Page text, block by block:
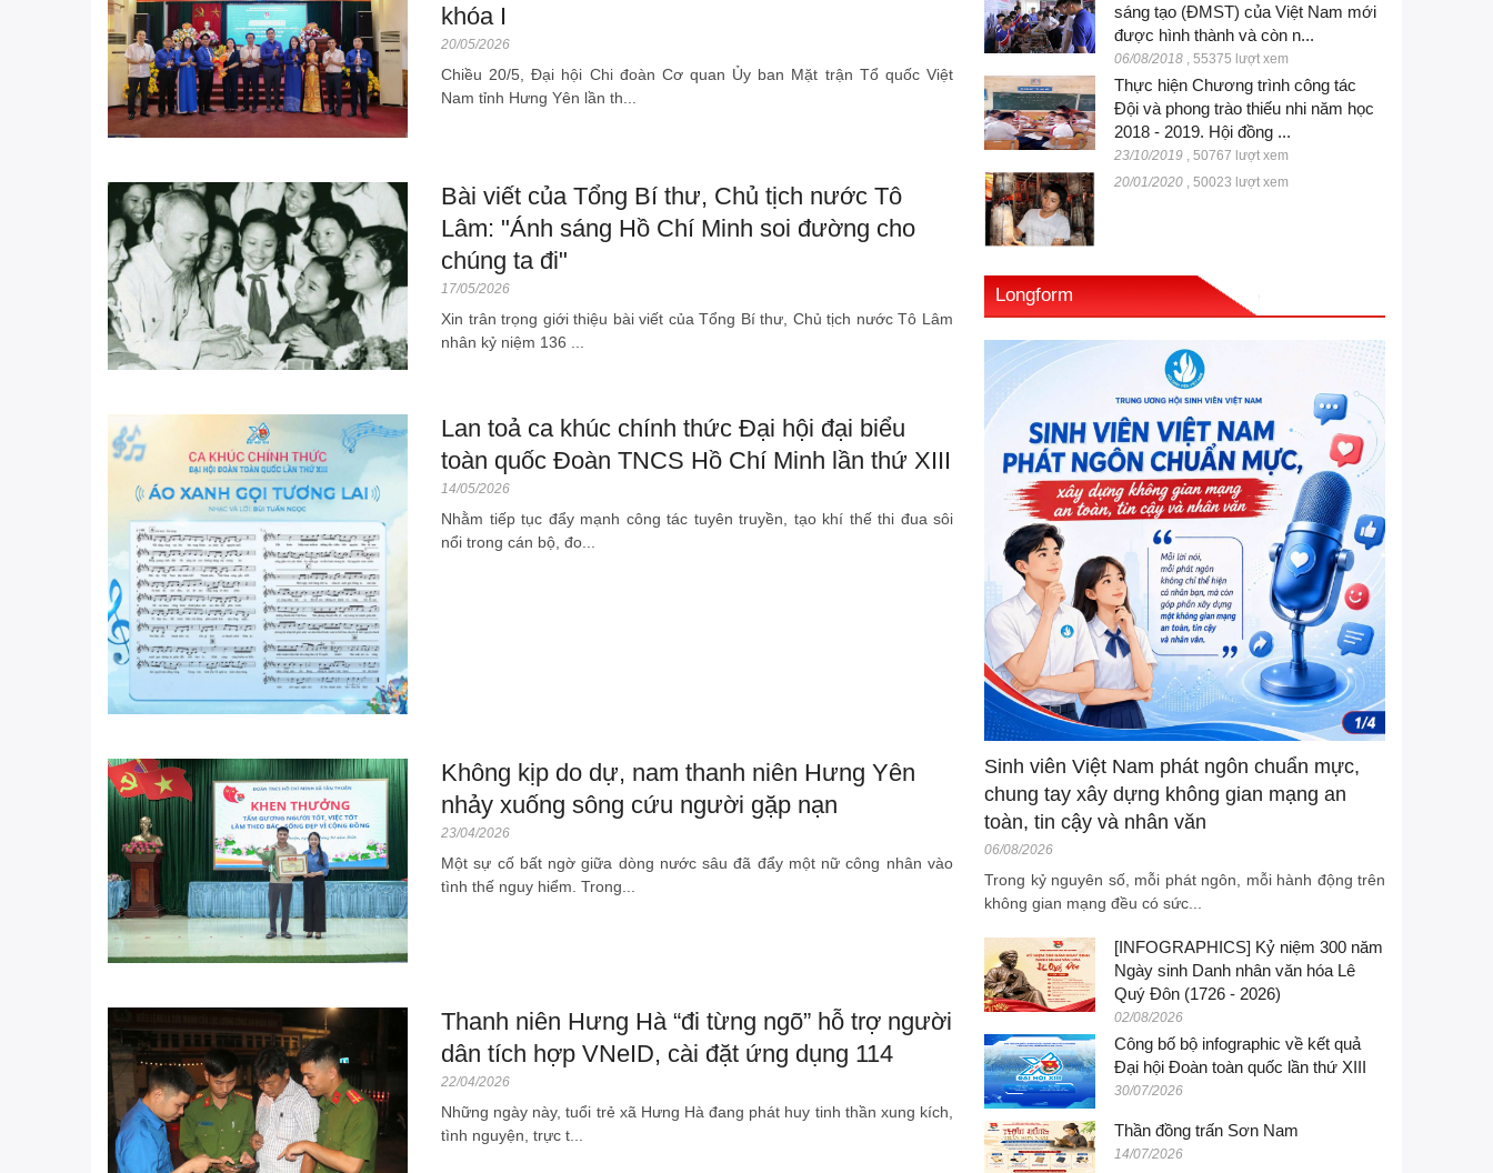
khóa I
20/05/2026
Chiều 20/5, Đại hội Chi đoàn Cơ quan Ủy ban Mặt trận Tổ quốc Việt
Nam tỉnh Hưng Yên lần th...
Bài viết của Tổng Bí thư, Chủ tịch nước Tô
Lâm: "Ánh sáng Hồ Chí Minh soi đường cho
chúng ta đi"
17/05/2026
Xin trân trọng giới thiệu bài viết của Tổng Bí thư, Chủ tịch nước Tô Lâm
nhân kỷ niệm 136 ...
Lan toả ca khúc chính thức Đại hội đại biểu
toàn quốc Đoàn TNCS Hồ Chí Minh lần thứ XIII
14/05/2026
Nhằm tiếp tục đẩy mạnh công tác tuyên truyền, tạo khí thế thi đua sôi
nổi trong cán bộ, đo...
Không kịp do dự, nam thanh niên Hưng Yên
nhảy xuống sông cứu người gặp nạn
23/04/2026
Một sự cố bất ngờ giữa dòng nước sâu đã đẩy một nữ công nhân vào
tình thế nguy hiểm. Trong...
Thanh niên Hưng Hà “đi từng ngõ” hỗ trợ người
dân tích hợp VNeID, cài đặt ứng dụng 114
22/04/2026
Những ngày này, tuổi trẻ xã Hưng Hà đang phát huy tinh thần xung kích,
tình nguyện, trực t...
sáng tạo (ĐMST) của Việt Nam mới
được hình thành và còn n...
06/08/2018 ,55375 lượt xem
Thực hiện Chương trình công tác
Đội và phong trào thiếu nhi năm học
2018 - 2019. Hội đồng ...
23/10/2019 ,50767 lượt xem
20/01/2020 ,50023 lượt xem
Longform
Sinh viên Việt Nam phát ngôn chuẩn mực,
chung tay xây dựng không gian mạng an
toàn, tin cậy và nhân văn
06/08/2026
Trong kỷ nguyên số, mỗi phát ngôn, mỗi hành động trên
không gian mạng đều có sức...
[INFOGRAPHICS] Kỷ niệm 300 năm
Ngày sinh Danh nhân văn hóa Lê
Quý Đôn (1726 - 2026)
02/08/2026
Công bố bộ infographic về kết quả
Đại hội Đoàn toàn quốc lần thứ XIII
30/07/2026
Thần đồng trấn Sơn Nam
14/07/2026